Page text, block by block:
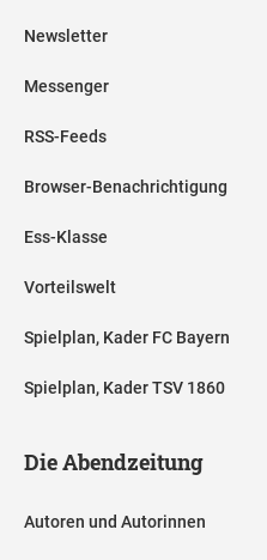
Newsletter
Messenger
RSS-Feeds
Browser-Benachrichtigung
Ess-Klasse
Vorteilswelt
Spielplan, Kader FC Bayern
Spielplan, Kader TSV 1860
Die Abendzeitung
Autoren und Autorinnen